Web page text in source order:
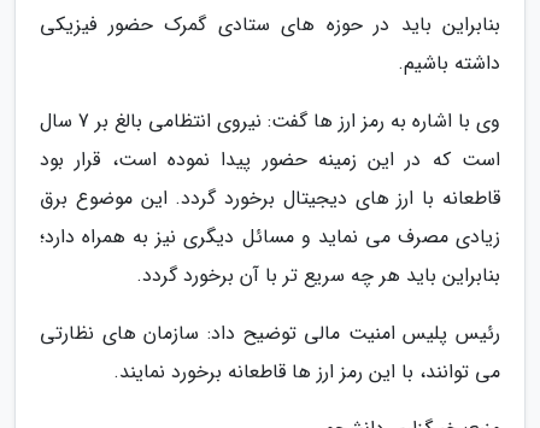
بنابراین باید در حوزه های ستادی گمرک حضور فیزیکی
داشته باشیم.
وی با اشاره به رمز ارز ها گفت: نیروی انتظامی بالغ بر 7 سال
است که در این زمینه حضور پیدا نموده است، قرار بود
قاطعانه با ارز های دیجیتال برخورد گردد. این موضوع برق
زیادی مصرف می نماید و مسائل دیگری نیز به همراه دارد؛
بنابراین باید هر چه سریع تر با آن برخورد گردد.
رئیس پلیس امنیت مالی توضیح داد: سازمان های نظارتی
می توانند، با این رمز ارز ها قاطعانه برخورد نمایند.